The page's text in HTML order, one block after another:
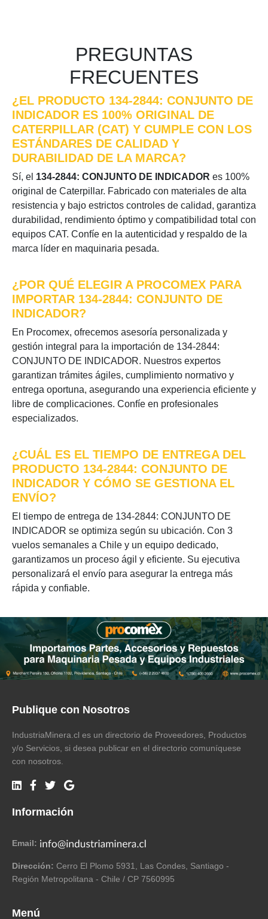
PREGUNTAS
FRECUENTES
¿EL PRODUCTO 134-2844: CONJUNTO DE
INDICADOR ES 100% ORIGINAL DE
CATERPILLAR (CAT) Y CUMPLE CON LOS
ESTÁNDARES DE CALIDAD Y
DURABILIDAD DE LA MARCA?
Sí, el 134-2844: CONJUNTO DE INDICADOR es 100%
original de Caterpillar. Fabricado con materiales de alta
resistencia y bajo estrictos controles de calidad, garantiza
durabilidad, rendimiento óptimo y compatibilidad total con
equipos CAT. Confíe en la autenticidad y respaldo de la
marca líder en maquinaria pesada.
¿POR QUÉ ELEGIR A PROCOMEX PARA
IMPORTAR 134-2844: CONJUNTO DE
INDICADOR?
En Procomex, ofrecemos asesoría personalizada y
gestión integral para la importación de 134-2844:
CONJUNTO DE INDICADOR. Nuestros expertos
garantizan trámites ágiles, cumplimiento normativo y
entrega oportuna, asegurando una experiencia eficiente y
libre de complicaciones. Confíe en profesionales
especializados.
¿CUÁL ES EL TIEMPO DE ENTREGA DEL
PRODUCTO 134-2844: CONJUNTO DE
INDICADOR Y CÓMO SE GESTIONA EL
ENVÍO?
El tiempo de entrega de 134-2844: CONJUNTO DE
INDICADOR se optimiza según su ubicación. Con 3
vuelos semanales a Chile y un equipo dedicado,
garantizamos un proceso ágil y eficiente. Su ejecutiva
personalizará el envío para asegurar la entrega más
rápida y confiable.
Publique con Nosotros
IndustriaMinera.cl es un directorio de Proveedores, Productos
y/o Servicios, si desea publicar en el directorio comuníquese
con nosotros.
Información
Email:
Dirección: Cerro El Plomo 5931, Las Condes, Santiago -
Región Metropolitana - Chile / CP 7560995
Menú